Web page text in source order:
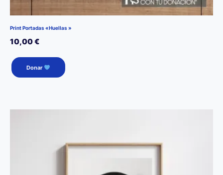
Print Portadas «Huellas »
10,00€
Donar